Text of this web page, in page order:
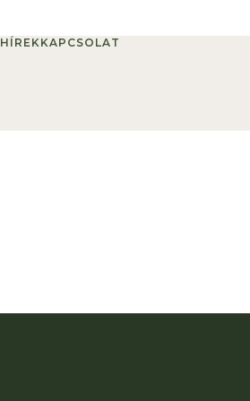
HÍREKKAPCSOLAT